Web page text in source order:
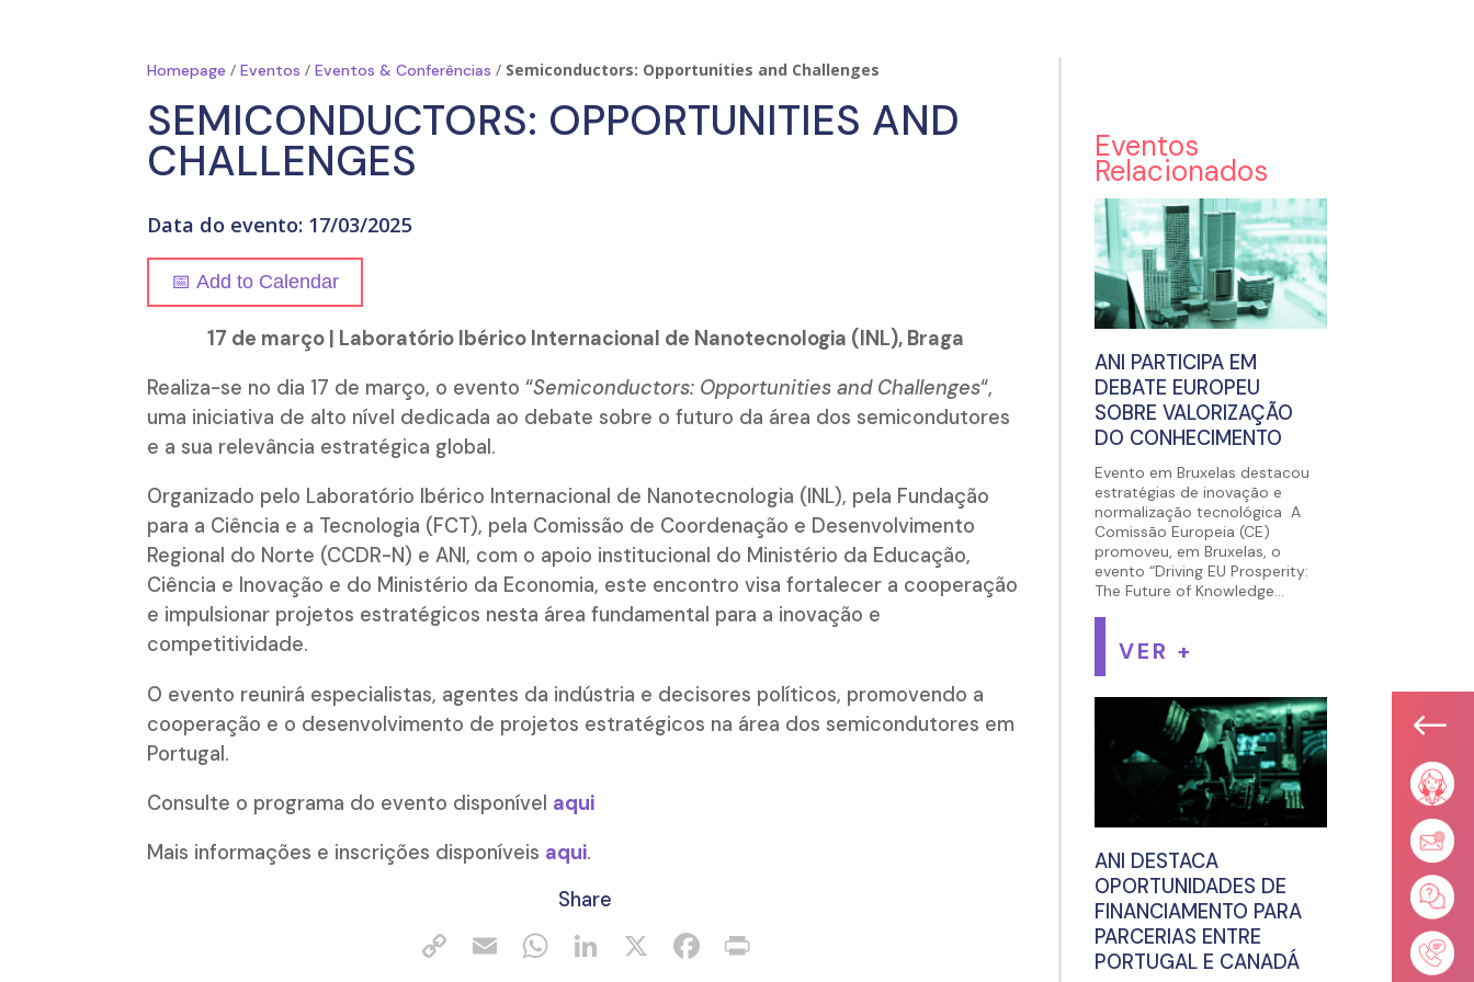
Homepage /Eventos /Eventos & Conferências / Semiconductors: Opportunities and Challenges
SEMICONDUCTORS: OPPORTUNITIES AND
CHALLENGES
Data do evento: 17/03/2025
📅 Add to Calendar
17 de março | Laboratório Ibérico Internacional de Nanotecnologia (INL), Braga
Realiza-se no dia 17 de março, o evento “Semiconductors: Opportunities and Challenges“,
uma iniciativa de alto nível dedicada ao debate sobre o futuro da área dos semicondutores
e a sua relevância estratégica global.
Organizado pelo Laboratório Ibérico Internacional de Nanotecnologia (INL), pela Fundação
para a Ciência e a Tecnologia (FCT), pela Comissão de Coordenação e Desenvolvimento
Regional do Norte (CCDR-N) e ANI, com o apoio institucional do Ministério da Educação,
Ciência e Inovação e do Ministério da Economia, este encontro visa fortalecer a cooperação
e impulsionar projetos estratégicos nesta área fundamental para a inovação e
competitividade.
O evento reunirá especialistas, agentes da indústria e decisores políticos, promovendo a
cooperação e o desenvolvimento de projetos estratégicos na área dos semicondutores em
Portugal.
Consulte o programa do evento disponível aqui
Mais informações e inscrições disponíveis aqui.
Share
Eventos
Relacionados
ANI PARTICIPA EM
DEBATE EUROPEU
SOBRE VALORIZAÇÃO
DO CONHECIMENTO
Evento em Bruxelas destacou
estratégias de inovação e
normalização tecnológica A
Comissão Europeia (CE)
promoveu, em Bruxelas, o
evento “Driving EU Prosperity:
The Future of Knowledge...
VER +
ANI DESTACA
OPORTUNIDADES DE
FINANCIAMENTO PARA
PARCERIAS ENTRE
PORTUGAL E CANADÁ
#